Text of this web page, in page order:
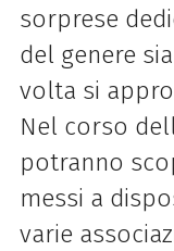
sorprese
del genere
volta si
Nel corso
potranno
messi a
varie